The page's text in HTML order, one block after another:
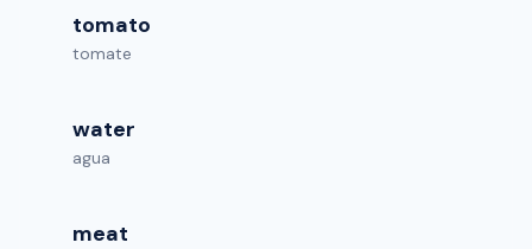
tomato
tomate
water
agua
meat